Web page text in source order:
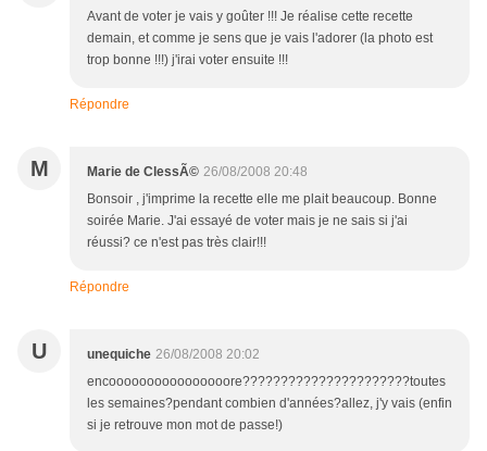
Avant de voter je vais y goûter !!! Je réalise cette recette
demain, et comme je sens que je vais l'adorer (la photo est
trop bonne !!!) j'irai voter ensuite !!!
Répondre
M Marie de ClessÃ© 26/08/2008 20:48
Bonsoir , j'imprime la recette elle me plait beaucoup. Bonne
soirée Marie. J'ai essayé de voter mais je ne sais si j'ai
réussi? ce n'est pas très clair!!!
Répondre
U unequiche 26/08/2008 20:02
encoooooooooooooooore??????????????????????toutes
les semaines?pendant combien d'années?allez, j'y vais (enfin
si je retrouve mon mot de passe!)